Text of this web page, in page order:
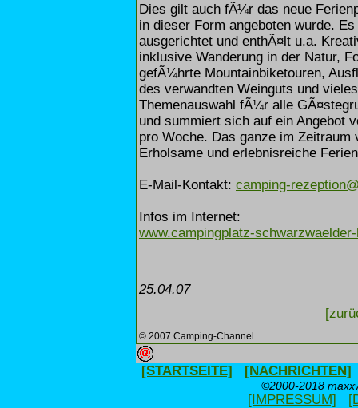
Dies gilt auch fÃ¼r das neue
in dieser Form angeboten wurde.
ausgerichtet und enthÃ¤lt u.a.
inklusive Wanderung in der Natur,
gefÃ¼hrte Mountainbiketouren,
des verwandten Weinguts und
Themenauswahl fÃ¼r alle
und summiert sich auf ein Angebot
pro Woche. Das ganze im
Erholsame und erlebnisreiche
E-Mail-Kontakt: camping-
Infos im Internet:
www.campingplatz-
25.04.07
© 2007 Camping-Channel
[STARTSEITE] [NACHRICHTEN]
©2000-2018
[IMPRESSUM]